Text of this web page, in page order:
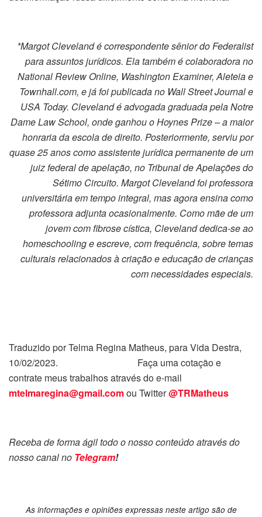
*Margot Cleveland é correspondente sênior do Federalist
para assuntos jurídicos. Ela também é colaboradora no
National Review Online, Washington Examiner, Aleteia e
Townhall.com, e já foi publicada no Wall Street Journal e
USA Today. Cleveland é advogada graduada pela Notre
Dame Law School, onde ganhou o Hoynes Prize – a maior
honraria da escola de direito. Posteriormente, serviu por
quase 25 anos como assistente jurídica permanente de um
juiz federal de apelação, no Tribunal de Apelações do
Sétimo Circuito. Margot Cleveland foi professora
universitária em tempo integral, mas agora ensina como
professora adjunta ocasionalmente. Como mãe de um
jovem com fibrose cística, Cleveland dedica-se ao
homeschooling e escreve, com frequência, sobre temas
culturais relacionados à criação e educação de crianças
com necessidades especiais.
Traduzido por Telma Regina Matheus, para Vida Destra,
10/02/2023. Faça uma cotação e
contrate meus trabalhos através do e-mail
mtelmaregina@gmail.comou Twitter@TRMatheus
Receba de forma ágil todo o nosso conteúdo através do
nosso canal no Telegram!
As informações e opiniões expressas neste artigo são de